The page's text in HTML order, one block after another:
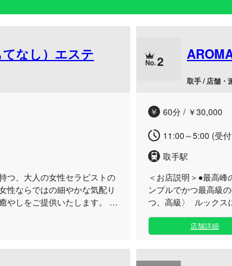
なし）エステ
つ、大人の女性セラピストの
性ならではの細やかな気配り
やしをご提供いたします。
2
取手 / 店舗・
60分 / ￥30,000
11:00～5:00 (受
取手駅
＜お店説明＞ ●最高峰
ンプルでかつ最高級
つ、高級〉 ルックス
た精鋭を集めたお店
空間をお楽しみくださ
店舗詳細